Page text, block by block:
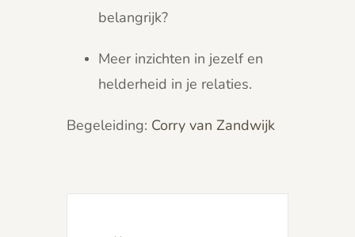
belangrijk?
Meer inzichten in jezelf en
helderheid in je relaties.
Begeleiding: Corry van Zandwijk